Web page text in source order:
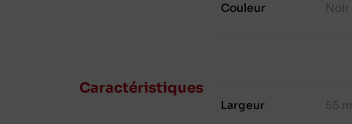
Couleur Noir
Caractéristiques
Largeur 55